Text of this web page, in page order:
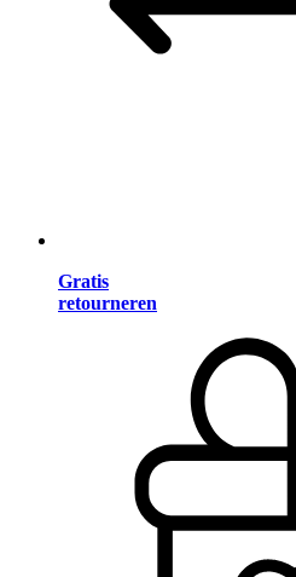
Gratis
retourneren